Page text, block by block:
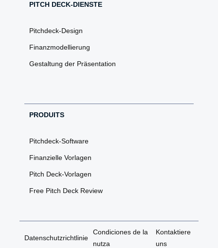
PITCH DECK-DIENSTE
Pitchdeck-Design
Finanzmodellierung
Gestaltung der Präsentation
PRODUITS
Pitchdeck-Software
Finanzielle Vorlagen
Pitch Deck-Vorlagen
Free Pitch Deck Review
Datenschutzrichtlinie
Condiciones de la
nutza
Kontaktiere
uns